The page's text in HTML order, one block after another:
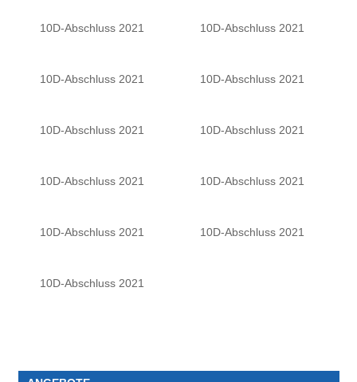
10D-Abschluss 2021 10D-Abschluss 2021
10D-Abschluss 2021 10D-Abschluss 2021
10D-Abschluss 2021 10D-Abschluss 2021
10D-Abschluss 2021 10D-Abschluss 2021
10D-Abschluss 2021 10D-Abschluss 2021
10D-Abschluss 2021